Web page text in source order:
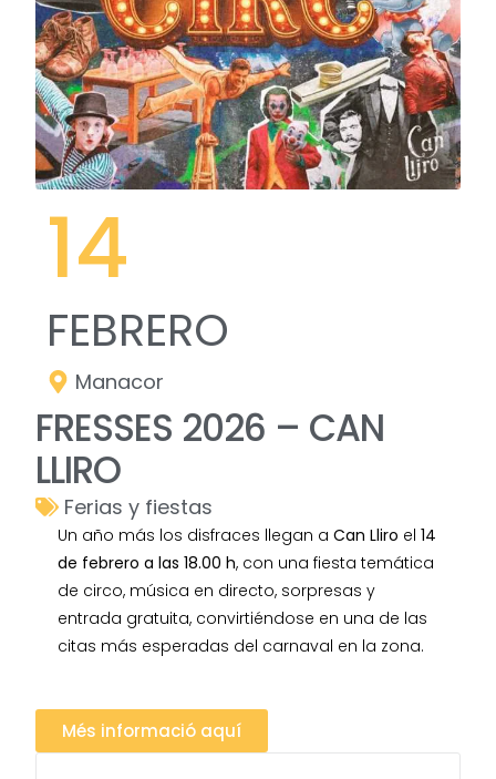
14
FEBRERO
Manacor
FRESSES 2026 – CAN
LLIRO
Ferias y fiestas
Un año más los disfraces llegan aCan Lliro el14
de febrero a las 18.00 h, con una fiesta temática
de circo, música en directo, sorpresas y
entrada gratuita, convirtiéndose en una de las
citas más esperadas del carnaval en la zona.
Més informació aquí